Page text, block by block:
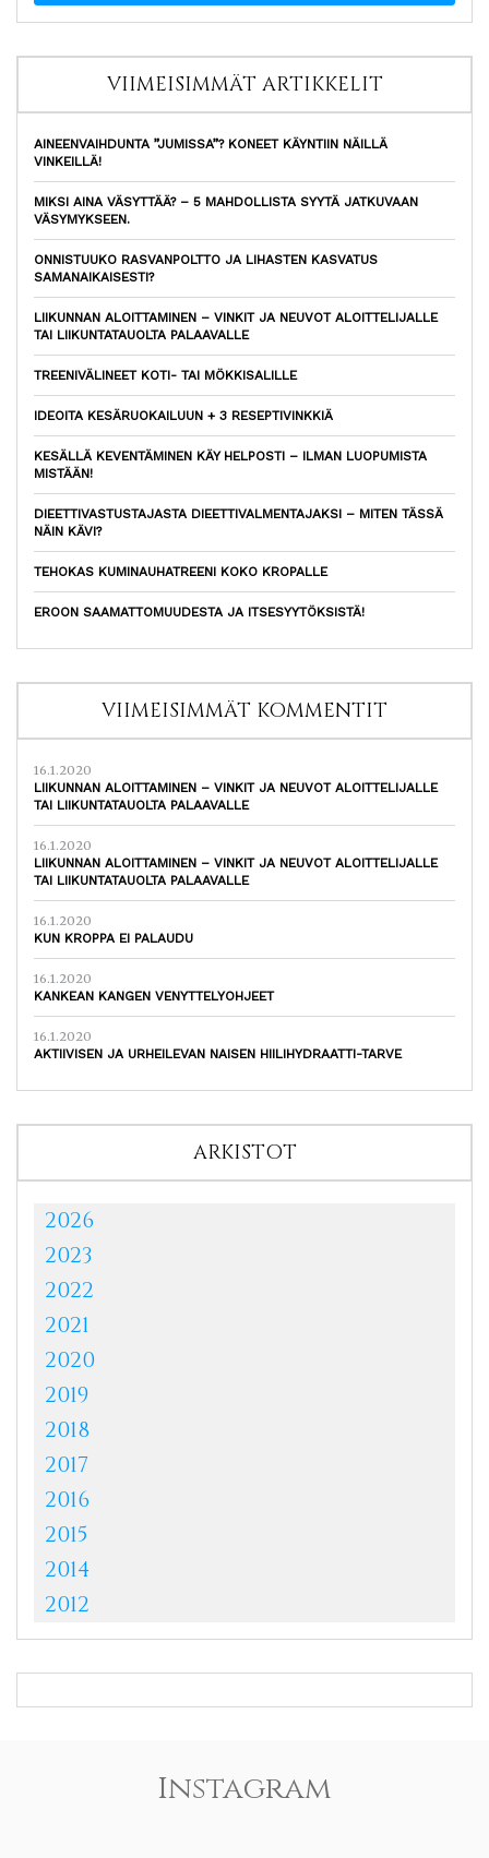
VIIMEISIMMÄT ARTIKKELIT
AINEENVAIHDUNTA ”JUMISSA”? KONEET KÄYNTIIN NÄILLÄ
VINKEILLÄ!
MIKSI AINA VÄSYTTÄÄ? – 5 MAHDOLLISTA SYYTÄ JATKUVAAN
VÄSYMYKSEEN.
ONNISTUUKO RASVANPOLTTO JA LIHASTEN KASVATUS
SAMANAIKAISESTI?
LIIKUNNAN ALOITTAMINEN – VINKIT JA NEUVOT ALOITTELIJALLE
TAI LIIKUNTATAUOLTA PALAAVALLE
TREENIVÄLINEET KOTI- TAI MÖKKISALILLE
IDEOITA KESÄRUOKAILUUN + 3 RESEPTIVINKKIÄ
KESÄLLÄ KEVENTÄMINEN KÄY HELPOSTI – ILMAN LUOPUMISTA
MISTÄÄN!
DIEETTIVASTUSTAJASTA DIEETTIVALMENTAJAKSI – MITEN TÄSSÄ
NÄIN KÄVI?
TEHOKAS KUMINAUHATREENI KOKO KROPALLE
EROON SAAMATTOMUUDESTA JA ITSESYYTÖKSISTÄ!
VIIMEISIMMÄT KOMMENTIT
16.1.2020
LIIKUNNAN ALOITTAMINEN – VINKIT JA NEUVOT ALOITTELIJALLE
TAI LIIKUNTATAUOLTA PALAAVALLE
16.1.2020
LIIKUNNAN ALOITTAMINEN – VINKIT JA NEUVOT ALOITTELIJALLE
TAI LIIKUNTATAUOLTA PALAAVALLE
16.1.2020
KUN KROPPA EI PALAUDU
16.1.2020
KANKEAN KANGEN VENYTTELYOHJEET
16.1.2020
AKTIIVISEN JA URHEILEVAN NAISEN HIILIHYDRAATTI-TARVE
ARKISTOT
2026
2023
2022
2021
2020
2019
2018
2017
2016
2015
2014
2012
Instagram